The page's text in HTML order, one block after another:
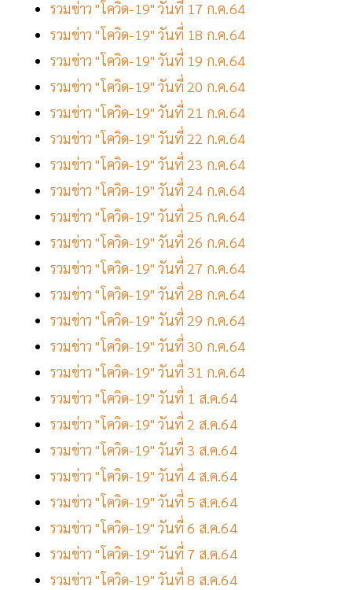
รวมข่าว "โควิด-19" วันที่ 17 ก.ค.64
รวมข่าว "โควิด-19" วันที่ 18 ก.ค.64
รวมข่าว "โควิด-19" วันที่ 19 ก.ค.64
รวมข่าว "โควิด-19" วันที่ 20 ก.ค.64
รวมข่าว "โควิด-19" วันที่ 21 ก.ค.64
รวมข่าว "โควิด-19" วันที่ 22 ก.ค.64
รวมข่าว "โควิด-19" วันที่ 23 ก.ค.64
รวมข่าว "โควิด-19" วันที่ 24 ก.ค.64
รวมข่าว "โควิด-19" วันที่ 25 ก.ค.64
รวมข่าว "โควิด-19" วันที่ 26 ก.ค.64
รวมข่าว "โควิด-19" วันที่ 27 ก.ค.64
รวมข่าว "โควิด-19" วันที่ 28 ก.ค.64
รวมข่าว "โควิด-19" วันที่ 29 ก.ค.64
รวมข่าว "โควิด-19" วันที่ 30 ก.ค.64
รวมข่าว "โควิด-19" วันที่ 31 ก.ค.64
รวมข่าว "โควิด-19" วันที่ 1 ส.ค.64
รวมข่าว "โควิด-19" วันที่ 2 ส.ค.64
รวมข่าว "โควิด-19" วันที่ 3 ส.ค.64
รวมข่าว "โควิด-19" วันที่ 4 ส.ค.64
รวมข่าว "โควิด-19" วันที่ 5 ส.ค.64
รวมข่าว "โควิด-19" วันที่ 6 ส.ค.64
รวมข่าว "โควิด-19" วันที่ 7 ส.ค.64
รวมข่าว "โควิด-19" วันที่ 8 ส.ค.64